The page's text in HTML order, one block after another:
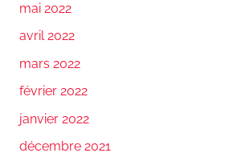
mai 2022
avril 2022
mars 2022
février 2022
janvier 2022
décembre 2021